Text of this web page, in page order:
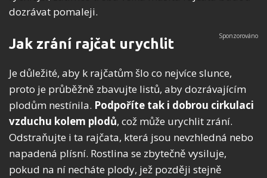
dozrávat pomaleji.
Jak zrání rajčat urychlit
Je důležité, aby k rajčatům šlo co nejvíce slunce,
proto je průběžně zbavujte listů, aby dozrávajícím
plodům nestínila. Podpoříte tak i dobrou cirkulaci
vzduchu kolem plodů, což může urychlit zrání.
Odstraňujte i ta rajčata, která jsou nevzhledná nebo
napadená plísní. Rostlina se zbytečně vysiluje,
pokud na ní necháte plody, jež později stejně